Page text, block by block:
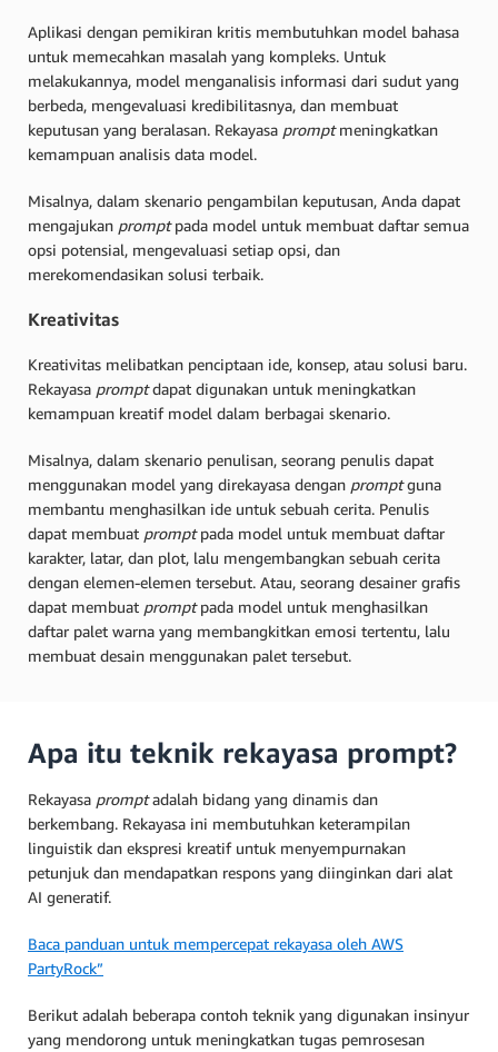
Aplikasi dengan pemikiran kritis membutuhkan model bahasa
untuk memecahkan masalah yang kompleks. Untuk
melakukannya, model menganalisis informasi dari sudut yang
berbeda, mengevaluasi kredibilitasnya, dan membuat
keputusan yang beralasan. Rekayasa promptmeningkatkan
kemampuan analisis data model.
Misalnya, dalam skenario pengambilan keputusan, Anda dapat
mengajukan promptpada model untuk membuat daftar semua
opsi potensial, mengevaluasi setiap opsi, dan
merekomendasikan solusi terbaik.
Kreativitas
Kreativitas melibatkan penciptaan ide, konsep, atau solusi baru.
Rekayasa promptdapat digunakan untuk meningkatkan
kemampuan kreatif model dalam berbagai skenario.
Misalnya, dalam skenario penulisan, seorang penulis dapat
menggunakan model yang direkayasa dengan promptguna
membantu menghasilkan ide untuk sebuah cerita. Penulis
dapat membuat promptpada model untuk membuat daftar
karakter, latar, dan plot, lalu mengembangkan sebuah cerita
dengan elemen-elemen tersebut. Atau, seorang desainer grafis
dapat membuat promptpada model untuk menghasilkan
daftar palet warna yang membangkitkan emosi tertentu, lalu
membuat desain menggunakan palet tersebut.
Apa itu teknik rekayasa prompt?
Rekayasa promptadalah bidang yang dinamis dan
berkembang. Rekayasa ini membutuhkan keterampilan
linguistik dan ekspresi kreatif untuk menyempurnakan
petunjuk dan mendapatkan respons yang diinginkan dari alat
AI generatif.
Baca panduan untuk mempercepat rekayasa oleh AWS
PartyRock”
Berikut adalah beberapa contoh teknik yang digunakan insinyur
yang mendorong untuk meningkatkan tugas pemrosesan